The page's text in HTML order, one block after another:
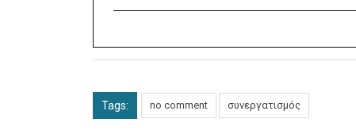
Tags: no comment συνεργατισμός